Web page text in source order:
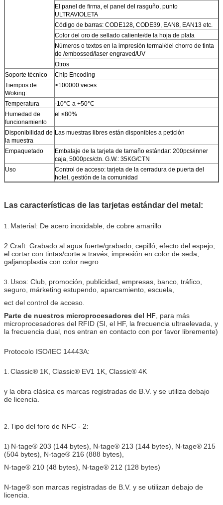
El panel de firma, el panel del rasguño, punto
ULTRAVIOLETA
Código de barras: CODE128, CODE39, EAN8, EAN13 etc.
Color del oro de sellado caliente/de la hoja de plata
Números o textos en la impresión termal/del chorro de tinta
de /embossed/laser engraved/UV
Otros
Soporte técnico
Chip Encoding
Tiempos de
Woking:
>100000 veces
Temperatura
-10°C a +50°C
Humedad de
funcionamiento
el ≤80%
Disponibilidad de
la muestra
Las muestras libres están disponibles a petición
Empaquetado
Embalaje de la tarjeta de tamaño estándar: 200pcs/inner
caja, 5000pcs/ctn. G.W.: 35KG/CTN
Uso
Control de acceso: tarjeta de la cerradura de puerta del
hotel, gestión de la comunidad
Las características de las tarjetas estándar del metal:
1. Material: De acero inoxidable, de cobre amarillo
2.Craft: Grabado al agua fuerte/grabado; cepilló; efecto del espejo;
el cortar con tintas/corte a través; impresión en color de seda;
galjanoplastia con color negro
3. Usos: Club, promoción, publicidad, empresas, banco, tráfico,
seguro, márketing estupendo, aparcamiento, escuela,
ect del control de acceso.
Parte de nuestros microprocesadores del HF , para más
microprocesadores del RFID (SI, el HF, la frecuencia ultraelevada, y
la frecuencia dual, nos entran en contacto con por favor libremente)
Protocolo ISO/IEC 14443A:
1. Classic® 1K, Classic® EV1 1K, Classic® 4K
y la obra clásica es marcas registradas de B.V. y se utiliza debajo
de licencia.
2. Tipo del foro de NFC - 2:
1) N-tage® 203 (144 bytes), N-tage® 213 (144 bytes), N-tage® 215
(504 bytes), N-tage® 216 (888 bytes),
N-tage® 210 (48 bytes), N-tage® 212 (128 bytes)
N-tage® son marcas registradas de B.V. y se utilizan debajo de
licencia.